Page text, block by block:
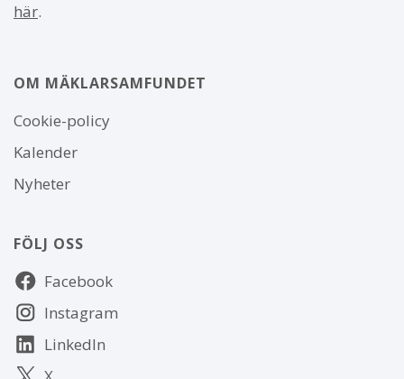
här.
OM MÄKLARSAMFUNDET
Om
webbplatsen
Cookie-policy
Kalender
Nyheter
FÖLJ OSS
Följ
oss Facebook
Instagram
LinkedIn